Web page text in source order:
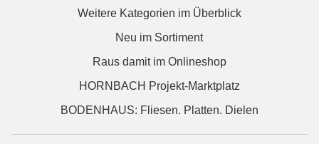
Weitere Kategorien im Überblick
Neu im Sortiment
Raus damit im Onlineshop
HORNBACH Projekt-Marktplatz
BODENHAUS: Fliesen. Platten. Dielen